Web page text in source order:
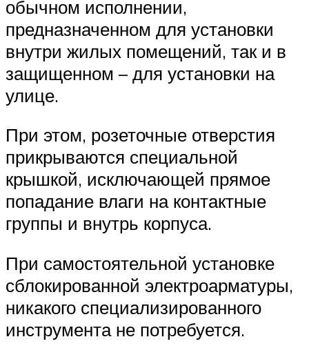
обычном исполнении,
предназначенном для установки
внутри жилых помещений, так и в
защищенном – для установки на
улице.
При этом, розеточные отверстия
прикрываются специальной
крышкой, исключающей прямое
попадание влаги на контактные
группы и внутрь корпуса.
При самостоятельной установке
сблокированной электроарматуры,
никакого специализированного
инструмента не потребуется.